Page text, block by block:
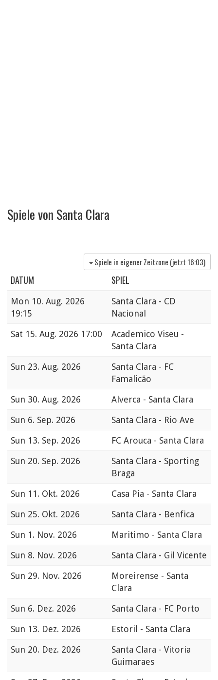
Spiele von Santa Clara
Spiele in eigener Zeitzone (jetzt 16:03)
DATUM SPIEL
Mon 10. Aug. 2026
19:15
Santa Clara - CD
Nacional
Sat 15. Aug. 2026 17:00
Academico Viseu -
Santa Clara
Sun 23. Aug. 2026
Santa Clara - FC
Famalicão
Sun 30. Aug. 2026
Alverca - Santa Clara
Sun 6. Sep. 2026
Santa Clara - Rio Ave
Sun 13. Sep. 2026
FC Arouca - Santa Clara
Sun 20. Sep. 2026
Santa Clara - Sporting
Braga
Sun 11. Okt. 2026
Casa Pia - Santa Clara
Sun 25. Okt. 2026
Santa Clara - Benfica
Sun 1. Nov. 2026
Maritimo - Santa Clara
Sun 8. Nov. 2026
Santa Clara - Gil Vicente
Sun 29. Nov. 2026
Moreirense - Santa
Clara
Sun 6. Dez. 2026
Santa Clara - FC Porto
Sun 13. Dez. 2026
Estoril - Santa Clara
Sun 20. Dez. 2026
Santa Clara - Vitoria
Guimaraes